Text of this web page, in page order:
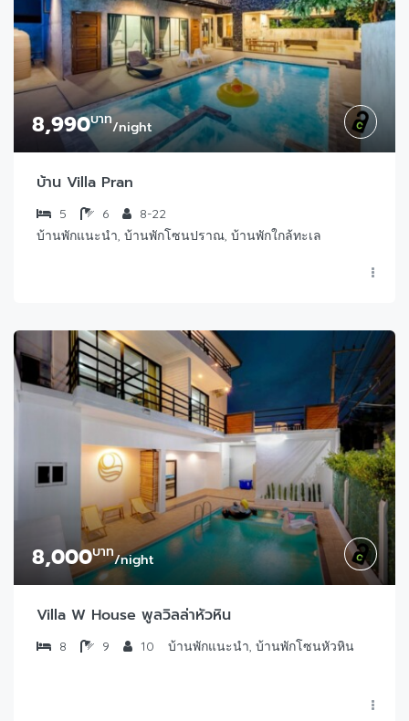
8,990บาท/night
บ้าน Villa Pran
5 6
8-22
บ้านพักแนะนำ, บ้านพักโซนปราณ, บ้านพักใกล้ทะเล
8,000บาท/night
Villa W House พูลวิลล่าหัวหิน
8 9 10 บ้านพักแนะนำ, บ้านพักโซนหัวหิน